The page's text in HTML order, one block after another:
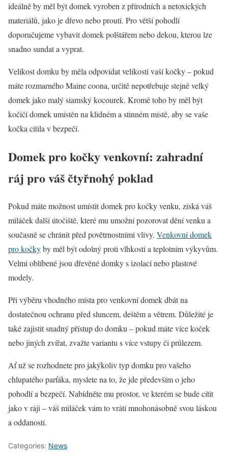
ideálně by měl být domek vyroben z přírodních a netoxických
materiálů, jako je dřevo nebo proutí. Pro větší pohodlí
doporučujeme vybavit domek polštářem nebo dekou, kterou lze
snadno sundat a vyprat.
Velikost domku by měla odpovídat velikosti vaší kočky – pokud
máte rozmarného Maine coona, určitě nepotřebuje stejně velký
domek jako malý siamský kocourek. Kromě toho by měl být
kočičí domek umístěn na klidném a stinném místě, aby se vaše
kočka cítila v bezpečí.
Domek pro kočky venkovní: zahradní
ráj pro váš čtyřnohý poklad
Pokud máte možnost umístit domek pro kočky venku, získá váš
miláček další útočiště, které mu umožní pozorovat dění venku a
současně se chránit před povětrnostními vlivy. Venkovní domek
pro kočkyby měl být odolný proti vlhkosti a teplotním výkyvům.
Velmi oblíbené jsou dřevěné domky s izolací nebo plastové
modely.
Při výběru vhodného místa pro venkovní domek dbát na
dostatečnou ochranu před sluncem, deštěm a větrem. Důležité je
také zajistit snadný přístup do domku – pokud máte více koček
nebo jiných zvířat, zvažte variantu s více vstupy či průlezem.
Ať už se rozhodnete pro jakýkoliv typ domku pro vašeho
chlupatého parťáka, myslete na to, že jde především o jeho
pohodlí a bezpečí. Nabídněte mu prostor, ve kterém se bude cítit
jako v ráji – váš miláček vám to vrátí mnohonásobně svou láskou
a oddaností.
Categories: News